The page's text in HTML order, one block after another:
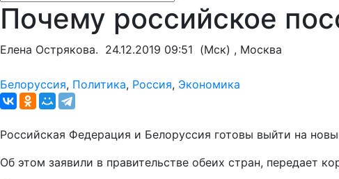
Почему российское
Елена Острякова. 24.12.2019 09:51 (Мск) , Москва
Белоруссия, Политика, Россия, Экономика
Российская Федерация и Белоруссия готовы выйти на
Об этом заявили в правительстве обеих стран, передает